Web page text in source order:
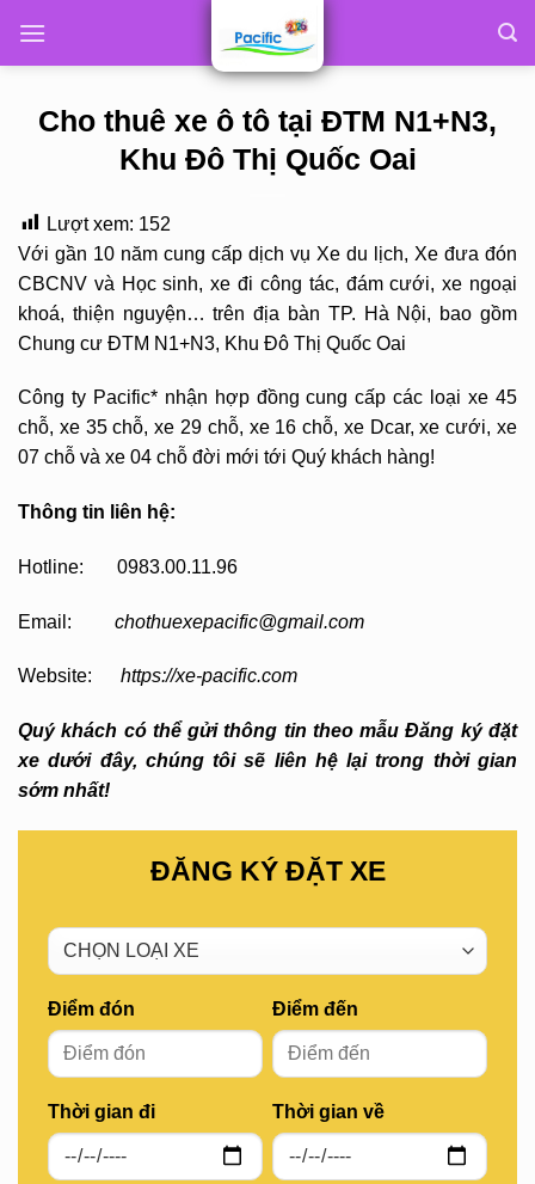
Cho thuê xe ô tô tại ĐTM N1+N3,
Khu Đô Thị Quốc Oai
Lượt xem: 152
Với gần 10 năm cung cấp dịch vụ Xe du lịch, Xe đưa đón
CBCNV và Học sinh, xe đi công tác, đám cưới, xe ngoại
khoá, thiện nguyện… trên địa bàn TP. Hà Nội, bao gồm
Chung cư ĐTM N1+N3, Khu Đô Thị Quốc Oai
Công ty Pacific* nhận hợp đồng cung cấp các loại xe 45
chỗ, xe 35 chỗ, xe 29 chỗ, xe 16 chỗ, xe Dcar, xe cưới, xe
07 chỗ và xe 04 chỗ đời mới tới Quý khách hàng!
Thông tin liên hệ:
Hotline: 0983.00.11.96
Email: chothuexepacific@gmail.com
Website: https://xe-pacific.com
Quý khách có thể gửi thông tin theo mẫu Đăng ký đặt
xe dưới đây, chúng tôi sẽ liên hệ lại trong thời gian
sớm nhất!
ĐĂNG KÝ ĐẶT XE
Điểm đón
Thời gian đi
Điểm đến
Thời gian về